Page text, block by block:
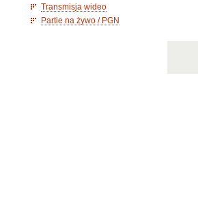
Transmisja wideo
Partie na żywo / PGN